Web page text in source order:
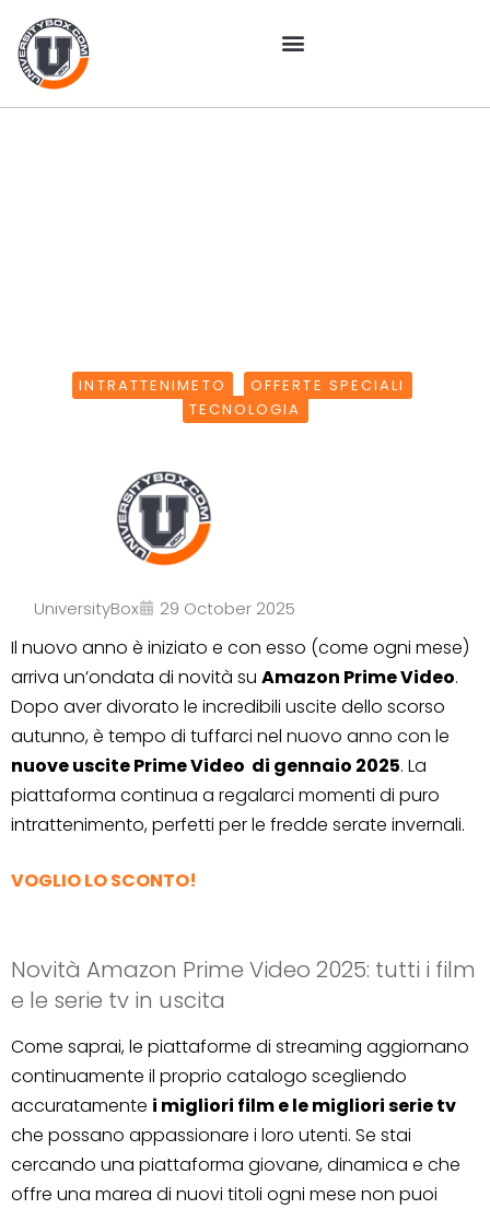
INTRATTENIMETO OFFERTE SPECIALI
TECNOLOGIA
UniversityBox 29 October 2025
Il nuovo anno è iniziato e con esso (come ogni mese)
arriva un’ondata di novità su Amazon Prime Video.
Dopo aver divorato le incredibili uscite dello scorso
autunno, è tempo di tuffarci nel nuovo anno con le
nuove uscite Prime Video di gennaio 2025. La
piattaforma continua a regalarci momenti di puro
intrattenimento, perfetti per le fredde serate invernali.
VOGLIO LO SCONTO!
Novità Amazon Prime Video 2025: tutti i film
e le serie tv in uscita
Come saprai, le piattaforme di streaming aggiornano
continuamente il proprio catalogo scegliendo
accuratamente i migliori film e le migliori serie tv
che possano appassionare i loro utenti. Se stai
cercando una piattaforma giovane, dinamica e che
offre una marea di nuovi titoli ogni mese non puoi